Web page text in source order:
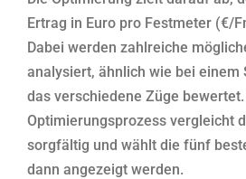
Ertrag in Euro pro Festmeter (€/
Dabei werden zahlreiche
analysiert, ähnlich wie bei einem
das verschiedene Züge
Optimierungsprozess vergleicht
sorgfältig und wählt die fünf
dann angezeigt werden.